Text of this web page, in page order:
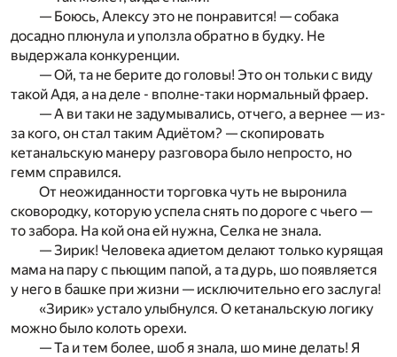
— Боюсь, Алексу это не понравится! — собака
досадно плюнула и уползла обратно в будку. Не
выдержала конкуренции.
— Ой, та не берите до головы! Это он тольки с виду
такой Адя, а на деле - вполне-таки нормальный фраер.
— А ви таки не задумывались, отчего, а вернее — из-
за кого, он стал таким Адиётом? — скопировать
кетанальскую манеру разговора было непросто, но
гемм справился.
От неожиданности торговка чуть не выронила
сковородку, которую успела снять по дороге с чьего —
то забора. На кой она ей нужна, Селка не знала.
— Зирик! Человека адиетом делают только курящая
мама на пару с пьющим папой, а та дурь, шо появляется
у него в башке при жизни — исключительно его заслуга!
«Зирик» устало улыбнулся. О кетанальскую логику
можно было колоть орехи.
— Та и тем более, шоб я знала, шо мине делать! Я